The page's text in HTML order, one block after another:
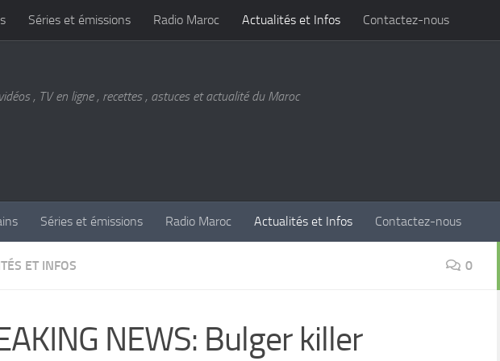
Séries et émissions Radio Maroc Actualités et Infos Contactez-nous
, TV en ligne , recettes , astuces et actualité du Maroc
Séries et émissions Radio Maroc Actualités et Infos Contactez-nous
ET INFOS 0
NEWS: Bulger killer